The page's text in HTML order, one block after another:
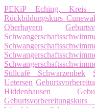
PEKiP Eching, Kreis
Rückbildungskurs
Oberbayern
Stillcafé Schwarzenbek
Uetersen
Hiddenhausen